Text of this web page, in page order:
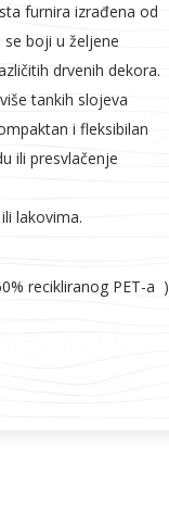
furnira izrađena od
boji u željene
drvenih dekora.
tankih slojeva
i fleksibilan
ili presvlačenje
lakovima.
recikliranog PET-a )